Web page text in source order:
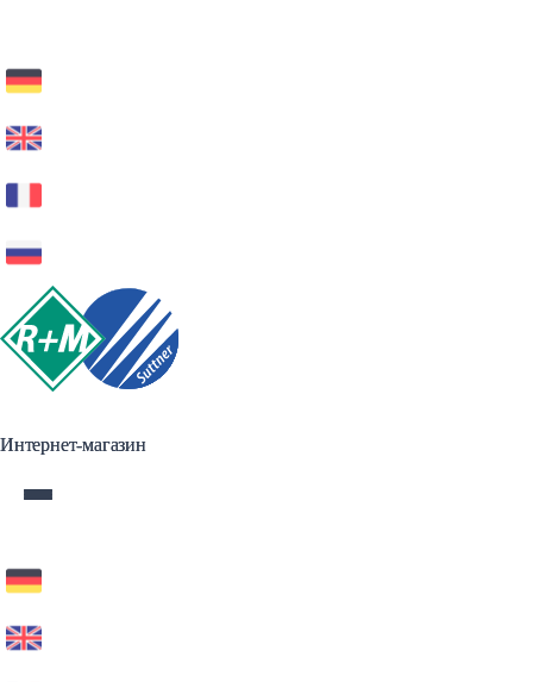
Интернет-магазин
Интернет-магазин